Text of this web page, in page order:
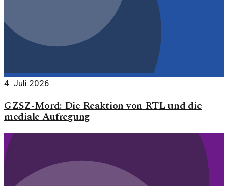
4. Juli 2026
GZSZ-Mord: Die Reaktion von RTL und die
mediale Aufregung